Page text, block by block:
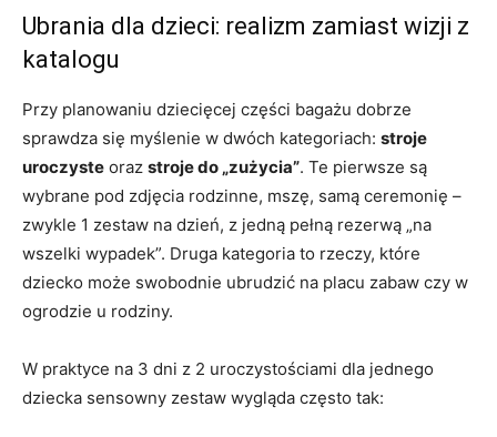
Ubrania dla dzieci: realizm zamiast wizji z
katalogu
Przy planowaniu dziecięcej części bagażu dobrze
sprawdza się myślenie w dwóch kategoriach: stroje
uroczyste oraz stroje do „zużycia”. Te pierwsze są
wybrane pod zdjęcia rodzinne, mszę, samą ceremonię –
zwykle 1 zestaw na dzień, z jedną pełną rezerwą „na
wszelki wypadek”. Druga kategoria to rzeczy, które
dziecko może swobodnie ubrudzić na placu zabaw czy w
ogrodzie u rodziny.
W praktyce na 3 dni z 2 uroczystościami dla jednego
dziecka sensowny zestaw wygląda często tak: